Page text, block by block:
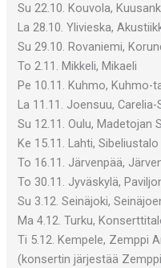
Su 22.10. Kouvola,
La 28.10. Ylivieska,
Su 29.10. Rovaniemi,
To 2.11. Mikkeli, Mikaeli
Pe 10.11. Kuhmo, Kuhmo-
La 11.11. Joensuu, Carelia-
Su 12.11. Oulu, Madetojan
Ke 15.11. Lahti, Sibeliustalo
To 16.11. Järvenpää,
To 30.11. Jyväskylä,
Su 3.12. Seinäjoki,
Ma 4.12. Turku,
Ti 5.12. Kempele, Zemppi
(konsertin järjestää